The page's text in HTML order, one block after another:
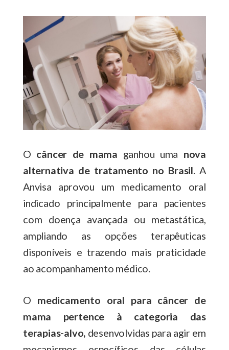
O câncer de mama ganhou uma nova
alternativa de tratamento no Brasil . A
Anvisa aprovou um medicamento oral
indicado principalmente para pacientes
com doença avançada ou metastática,
ampliando as opções terapêuticas
disponíveis e trazendo mais praticidade
ao acompanhamento médico.
O medicamento oral para câncer de
mama pertence à categoria das
terapias-alvo, desenvolvidas para agir em